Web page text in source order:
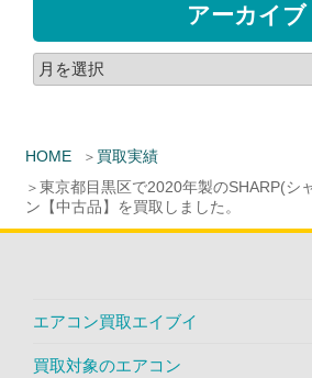
HOME
買取実績
東京都目黒区で2020年製のSHARP(シ
ン【中古品】を買取しました。
アーカイブ
エアコン買取エイブイ
買取対象のエアコン